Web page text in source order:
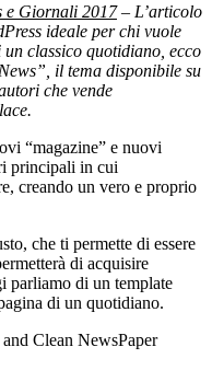
e Giornali 2017– L’articolo
ideale per chi vuole
classico quotidiano, ecco
il tema disponibile su
che vende
“magazine” e nuovi
principali in cui
creando un vero e proprio
che ti permette di essere
di acquisire
parliamo di un template
di un quotidiano.
Clean NewsPaper